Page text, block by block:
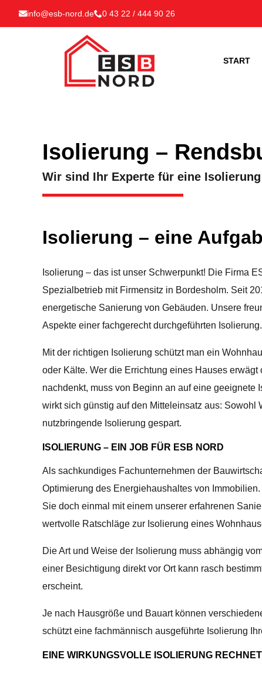
info@esb-nord.de 0 43 22 / 444 90 26
START
Isolierung –
Wir sind Ihr Experte für eine
Isolierung – eine
Isolierung – das ist unser Schwerpunkt! Die Firma
Spezialbetrieb mit Firmensitz in Bordesholm. Seit
energetische Sanierung von Gebäuden. Unsere
Aspekte einer fachgerecht durchgeführten Isolierung.
Mit der richtigen Isolierung schützt man ein
oder Kälte. Wer die Errichtung eines Hauses
nachdenkt, muss von Beginn an auf eine
wirkt sich günstig auf den Mitteleinsatz aus: Sowohl
nutzbringende Isolierung gespart.
ISOLIERUNG – EIN JOB FÜR ESB NORD
Als sachkundiges Fachunternehmen der
Optimierung des Energiehaushaltes von
Sie doch einmal mit einem unserer erfahrenen
wertvolle Ratschläge zur Isolierung eines
Die Art und Weise der Isolierung muss abhängig
einer Besichtigung direkt vor Ort kann rasch
erscheint.
Je nach Hausgröße und Bauart können
schützt eine fachmännisch ausgeführte Isolierung
EINE WIRKUNGSVOLLE ISOLIERUNG